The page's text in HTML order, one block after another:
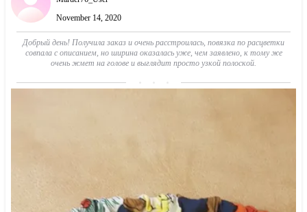
November 14, 2020
Добрый день! Получила заказ и очень расстроилась, повязка по расцветки
совпала с описанием, но ширина оказалась уже, чем заявлено, к тому же
очень жмет на голове и выглядит просто узкой полоской.